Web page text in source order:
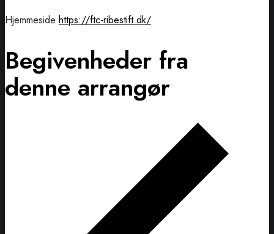
Hjemmeside https://ftc-ribestift.dk/
Begivenheder fra
denne arrangør